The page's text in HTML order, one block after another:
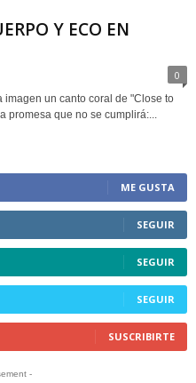
Y ECO EN
0
imagen un canto coral de "Close to
promesa que no se cumplirá:...
ME GUSTA
SEGUIR
SEGUIR
SEGUIR
SUSCRIBIRTE
-